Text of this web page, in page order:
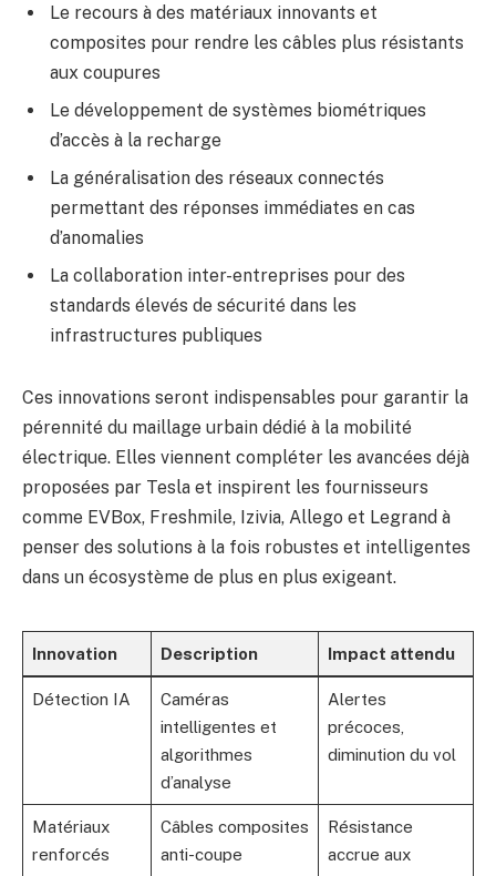
Le recours à des matériaux innovants et
composites pour rendre les câbles plus résistants
aux coupures
Le développement de systèmes biométriques
d’accès à la recharge
La généralisation des réseaux connectés
permettant des réponses immédiates en cas
d’anomalies
La collaboration inter-entreprises pour des
standards élevés de sécurité dans les
infrastructures publiques
Ces innovations seront indispensables pour garantir la
pérennité du maillage urbain dédié à la mobilité
électrique. Elles viennent compléter les avancées déjà
proposées par Tesla et inspirent les fournisseurs
comme EVBox, Freshmile, Izivia, Allego et Legrand à
penser des solutions à la fois robustes et intelligentes
dans un écosystème de plus en plus exigeant.
Innovation Description Impact attendu
Détection IA
Caméras
intelligentes et
algorithmes
d’analyse
Alertes
précoces,
diminution du vol
Matériaux
renforcés
Câbles composites
anti-coupe
Résistance
accrue aux